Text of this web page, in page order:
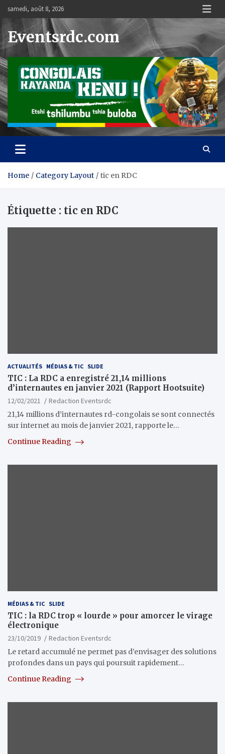
content
samedi, août 8, 2026
Eventsrdc.com
Home Category Layout tic en RDC
Étiquette : tic en RDC
ACTUALITÉS MÉDIAS & TIC SLIDE
TIC : La RDC a enregistré 21,14 millions
d’internautes en janvier 2021 (Rapport Hootsuite)
12/02/2021
Redaction Eventsrdc
21,14 millions d’internautes rd-congolais se sont connectés
sur internet au mois de janvier 2021, rapporte le…
Continue Reading
MÉDIAS & TIC SLIDE
TIC : la RDC trop « lourde » pour amorcer le virage
électronique
23/10/2019
Redaction Eventsrdc
Le retard accumulé ne permet pas d’envisager des solutions
profondes dans un pays qui poursuit rapidement…
Continue Reading